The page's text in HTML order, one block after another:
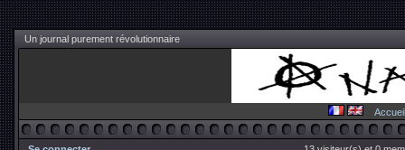
Un journal purement révolutionnaire
Accueil